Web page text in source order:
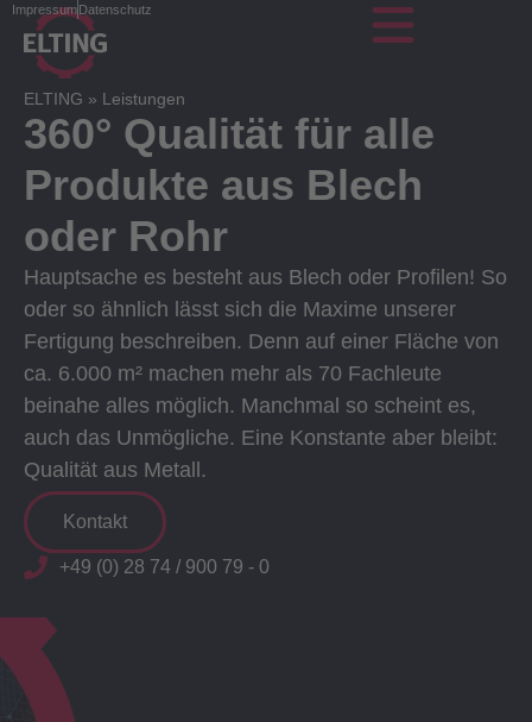
ImpressumDatenschutz
ELTING » Leistungen
360° Qualität für alle
Produkte aus Blech
oder Rohr
Hauptsache es besteht aus Blech oder Profilen! So
oder so ähnlich lässt sich die Maxime unserer
Fertigung beschreiben. Denn auf einer Fläche von
ca. 6.000 m² machen mehr als 70 Fachleute
beinahe alles möglich. Manchmal so scheint es,
auch das Unmögliche. Eine Konstante aber bleibt:
Qualität aus Metall.
Kontakt
+49 (0) 28 74 / 900 79 - 0